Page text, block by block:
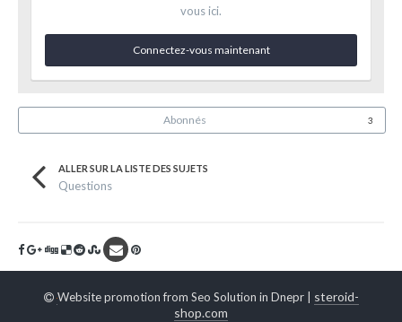
vous ici.
Connectez-vous maintenant
Abonnés 3
ALLER SUR LA LISTE DES SUJETS
Questions
Website promotion from Seo Solution in Dnepr | steroid-
shop.com